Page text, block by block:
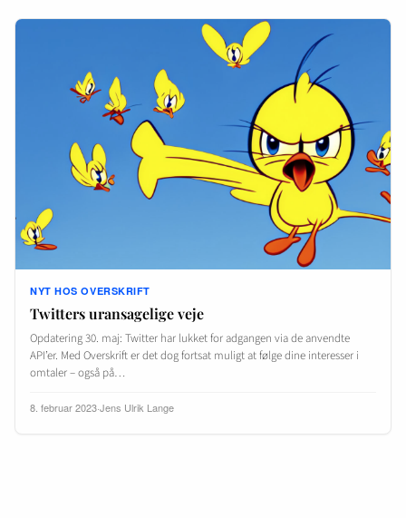
NYT HOS OVERSKRIFT
Twitters uransagelige veje
Opdatering 30. maj: Twitter har lukket for adgangen via de anvendte
API’er. Med Overskrift er det dog fortsat muligt at følge dine interesser i
omtaler – også på…
8. februar 2023·Jens Ulrik Lange